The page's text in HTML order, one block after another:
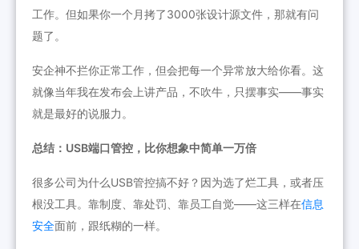
工作。但如果你一个月拷了3000张设计源文件，那就有问
题了。
安企神不拦你正常工作，但会把每一个异常放大给你看。这
就像当年我在发布会上讲产品，不吹牛，只摆事实——事实
就是最好的说服力。
总结：USB端口管控，比你想象中简单一万倍
很多公司为什么USB管控搞不好？因为选了烂工具，或者压
根没工具。靠制度、靠处罚、靠员工自觉——这三样在信息
安全面前，跟纸糊的一样。